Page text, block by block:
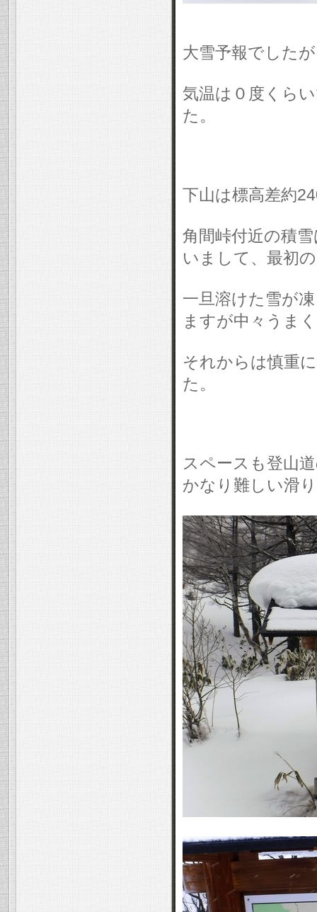
大雪予報でした
気温は０度くら
た。
下山は標高差約
角間峠付近の積
いまして、最初
一旦溶けた雪が
ますが中々うま
それからは慎重
た。
スペースも登山
かなり難しい滑